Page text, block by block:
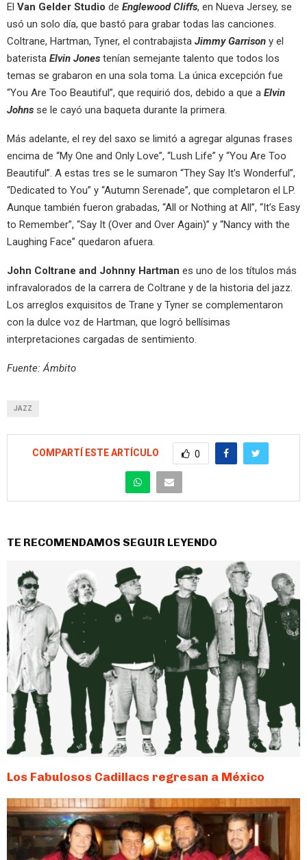
El Van Gelder Studio de Englewood Cliffs, en Nueva Jersey, se
usó un solo día, que bastó para grabar todas las canciones.
Coltrane, Hartman, Tyner, el contrabajista Jimmy Garrison y el
baterista Elvin Jones tenían semejante talento que todos los
temas se grabaron en una sola toma. La única excepción fue
“You Are Too Beautiful”, que requirió dos, debido a que a Elvin
Johns se le cayó una baqueta durante la primera.
Más adelante, el rey del saxo se limitó a agregar algunas frases
encima de “My One and Only Love”, “Lush Life” y “You Are Too
Beautiful”. A estas tres se le sumaron “They Say It’s Wonderful”,
“Dedicated to You” y “Autumn Serenade”, que completaron el LP.
Aunque también fueron grabadas, “All or Nothing at All”, “It’s Easy
to Remember”, “Say It (Over and Over Again)” y “Nancy with the
Laughing Face” quedaron afuera.
John Coltrane and Johnny Hartman es uno de los títulos más
infravalorados de la carrera de Coltrane y de la historia del jazz.
Los arreglos exquisitos de Trane y Tyner se complementaron
con la dulce voz de Hartman, que logró bellísimas
interpretaciones cargadas de sentimiento.
Fuente: Ámbito
JAZZ
COMPARTÍ ESTE ARTÍCULO 0
TE RECOMENDAMOS SEGUIR LEYENDO
Los Fabulosos Cadillacs regresan a México